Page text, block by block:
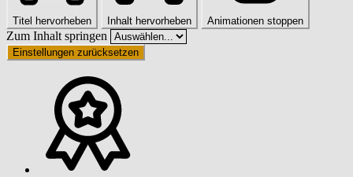
Titel hervorheben Inhalt hervorheben Animationen stoppen
Zum Inhalt springen
Einstellungen zurücksetzen